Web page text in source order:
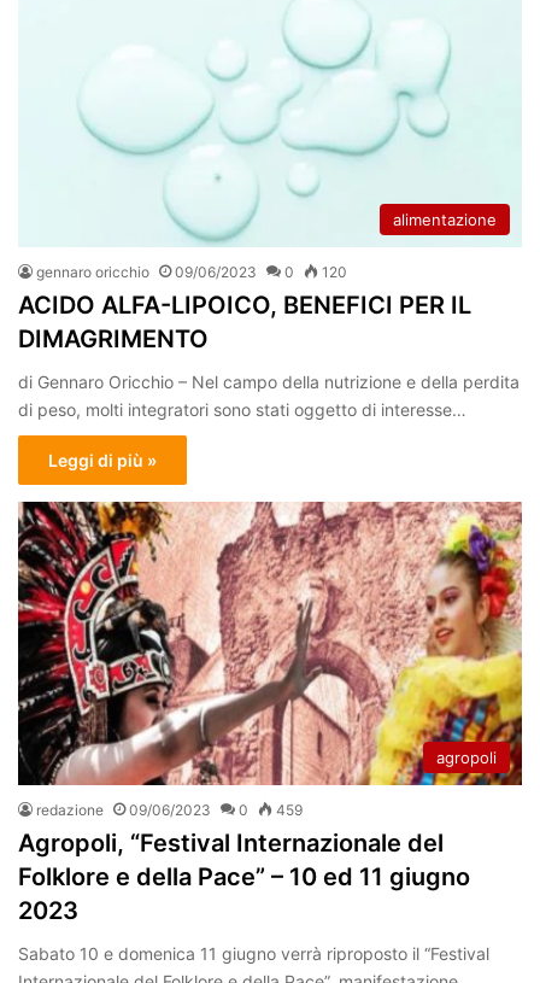
alimentazione
gennaro oricchio 09/06/2023 0 120
ACIDO ALFA-LIPOICO, BENEFICI PER IL
DIMAGRIMENTO
di Gennaro Oricchio – Nel campo della nutrizione e della perdita
di peso, molti integratori sono stati oggetto di interesse…
Leggi di più »
agropoli
redazione 09/06/2023 0 459
Agropoli, “Festival Internazionale del
Folklore e della Pace” – 10 ed 11 giugno
2023
Sabato 10 e domenica 11 giugno verrà riproposto il “Festival